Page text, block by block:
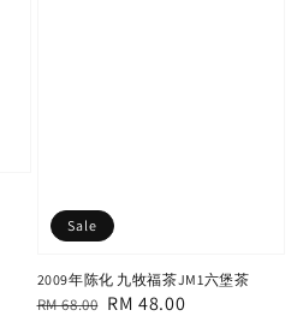
Sale
2009年陈化 九牧福茶JM1六堡茶
Regular
RM 68.00 Sale
RM 48.00